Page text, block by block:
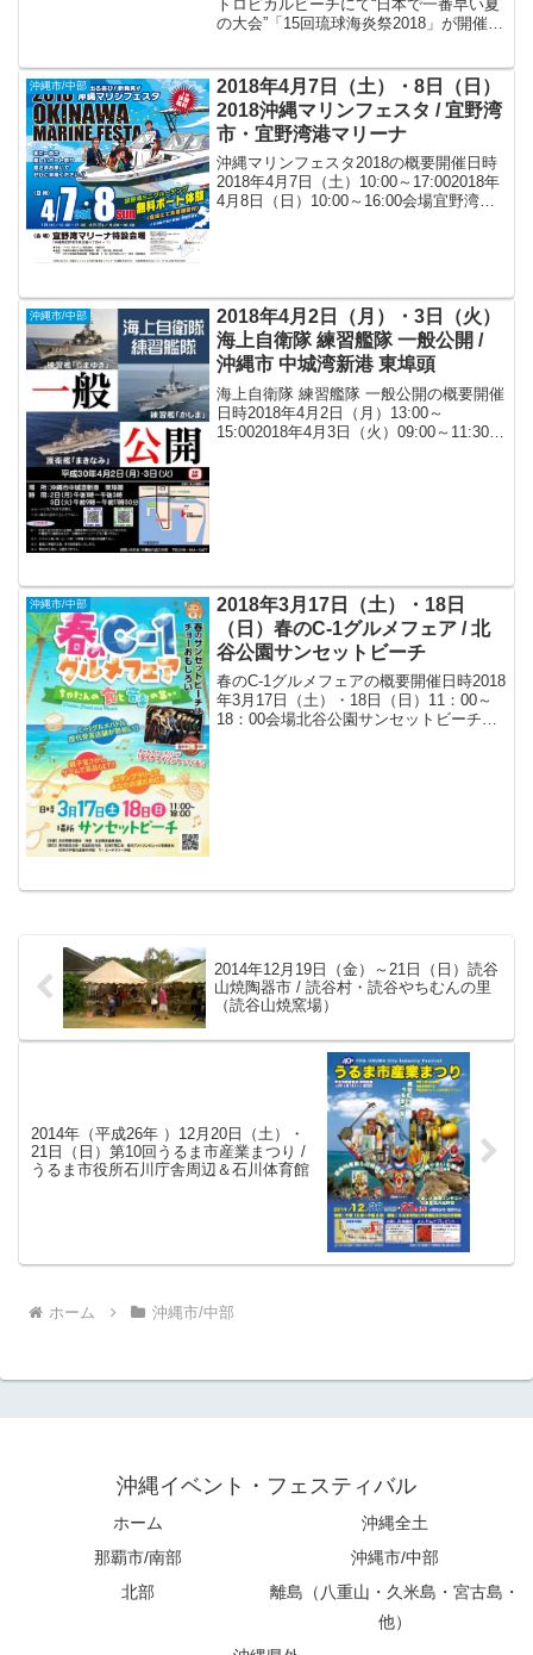
トロピカルビーチにて“日本で一番早い夏
の大会”「15回琉球海炎祭2018」が開催さ
沖縄市/中部
2018年4月7日（土）・8日（日）
2018沖縄マリンフェスタ / 宜野湾
市・宜野湾港マリーナ
沖縄マリンフェスタ2018の概要開催日時
2018年4月7日（土）10:00～17:002018年
4月8日（日）10:00～16:00会場宜野湾港
沖縄市/中部
2018年4月2日（月）・3日（火）
海上自衛隊 練習艦隊 一般公開 /
沖縄市 中城湾新港 東埠頭
海上自衛隊 練習艦隊 一般公開の概要開催
日時2018年4月2日（月）13:00～
15:002018年4月3日（火）09:00～11:30会
沖縄市/中部
2018年3月17日（土）・18日
（日）春のC-1グルメフェア / 北
谷公園サンセットビーチ
春のC-1グルメフェアの概要開催日時2018
年3月17日（土）・18日（日）11：00～
18：00会場北谷公園サンセットビーチ
2014年12月19日（金）～21日（日）読谷
山焼陶器市 / 読谷村・読谷やちむんの里
（読谷山焼窯場）
2014年（平成26年 ）12月20日（土）・
21日（日）第10回うるま市産業まつり /
うるま市役所石川庁舎周辺＆石川体育館
ホーム 沖縄市/中部
沖縄イベント・フェスティバル
ホーム
沖縄全土
那覇市/南部
沖縄市/中部
北部
離島（八重山・久米島・宮古島・
他）